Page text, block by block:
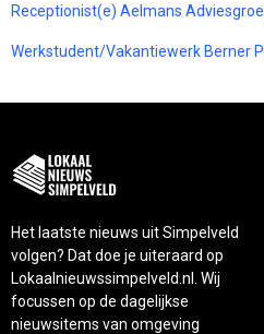
Receptionist(e) Aelmans
Werkstudent/Vakantiewerk Berner
Het laatste nieuws uit Simpelveld
volgen? Dat doe je uiteraard op
Lokaalnieuwssimpelveld.nl. Wij
focussen op de dagelijkse
nieuwsitems van omgeving